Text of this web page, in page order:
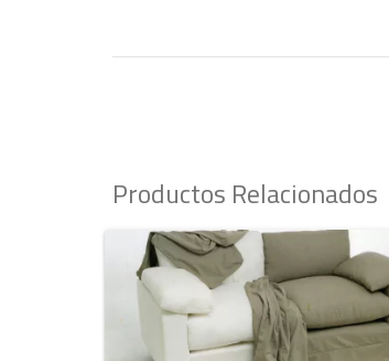
Productos Relacionados